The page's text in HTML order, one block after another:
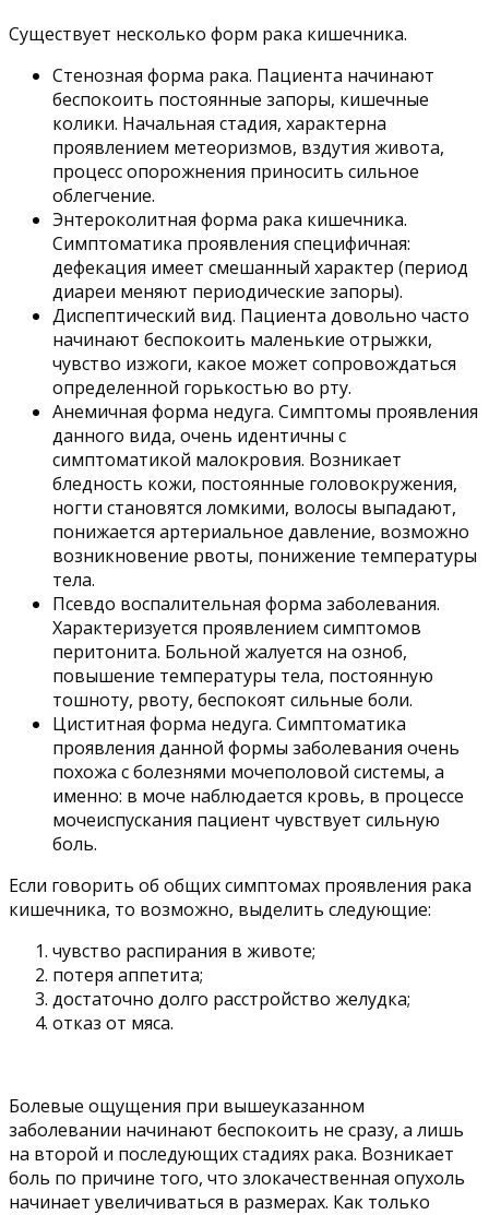
Существует несколько форм рака кишечника.
Стенозная форма рака. Пациента начинают
беспокоить постоянные запоры, кишечные
колики. Начальная стадия, характерна
проявлением метеоризмов, вздутия живота,
процесс опорожнения приносить сильное
облегчение.
Энтероколитная форма рака кишечника.
Симптоматика проявления специфичная:
дефекация имеет смешанный характер (период
диареи меняют периодические запоры).
Диспептический вид. Пациента довольно часто
начинают беспокоить маленькие отрыжки,
чувство изжоги, какое может сопровождаться
определенной горькостью во рту.
Анемичная форма недуга. Симптомы проявления
данного вида, очень идентичны с
симптоматикой малокровия. Возникает
бледность кожи, постоянные головокружения,
ногти становятся ломкими, волосы выпадают,
понижается артериальное давление, возможно
возникновение рвоты, понижение температуры
тела.
Псевдо воспалительная форма заболевания.
Характеризуется проявлением симптомов
перитонита. Больной жалуется на озноб,
повышение температуры тела, постоянную
тошноту, рвоту, беспокоят сильные боли.
Циститная форма недуга. Симптоматика
проявления данной формы заболевания очень
похожа с болезнями мочеполовой системы, а
именно: в моче наблюдается кровь, в процессе
мочеиспускания пациент чувствует сильную
боль.
Если говорить об общих симптомах проявления рака
кишечника, то возможно, выделить следующие:
чувство распирания в животе;
потеря аппетита;
достаточно долго расстройство желудка;
отказ от мяса.
Болевые ощущения при вышеуказанном
заболевании начинают беспокоить не сразу, а лишь
на второй и последующих стадиях рака. Возникает
боль по причине того, что злокачественная опухоль
начинает увеличиваться в размерах. Как только